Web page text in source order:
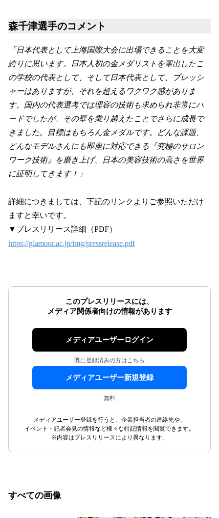
森千津選手のコメント
「日本代表として上海国際大会に出場できることを大変
誇りに思います。日本人初の金メダリストを輩出したこ
の学校の代表として、そして日本代表として、プレッシ
ャーはありますが、それを超えるワクワク感がありま
す。国内の代表選考では理容の技術も求められ非常にハ
ードでしたが、その壁を乗り越えたことでさらに成長で
きました。目標はもちろん金メダルです。どんな課題、
どんなモデルさんにも即座に対応できる『究極のサロン
ワーク技術』を磨き上げ、日本の美容技術の高さを世界
に証明してきます！」
詳細につきましては、下記のリンクよりご参照いただけ
ますと幸いです。
▼プレスリリース詳細（PDF）
https://glamour.ac.jp/img/pressrelease.pdf
このプレスリリースには、
メディア関係者向けの情報があります
メディアユーザーログイン
既に登録済みの方はこちら
メディアユーザー新規登録
無料
メディアユーザー登録を行うと、企業担当者の連絡先や、
イベント・記者会見の情報など様々な特記情報を閲覧できます。
※内容はプレスリリースにより異なります。
すべての画像